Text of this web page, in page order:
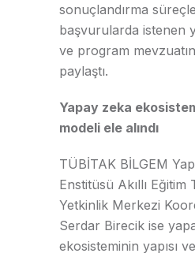
sonuçlandırma
başvurularda istenen
ve program
paylaştı.
Yapay zeka
modeli ele alındı
TÜBİTAK BİLGEM
Enstitüsü Akıllı Eğitim
Yetkinlik Merkezi
Serdar Birecik ise
ekosisteminin yapısı